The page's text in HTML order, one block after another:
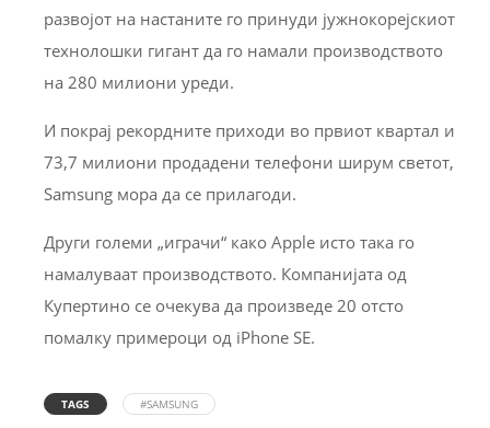
развојот на настаните го принуди јужнокорејскиот
технолошки гигант да го намали производството
на 280 милиони уреди.
И покрај рекордните приходи во првиот квартал и
73,7 милиони продадени телефони ширум светот,
Samsung мора да се прилагоди.
Други големи „играчи“ како Apple исто така го
намалуваат производството. Компанијата од
Купертино се очекува да произведе 20 отсто
помалку примероци од iPhone SE.
TAGS #SAMSUNG